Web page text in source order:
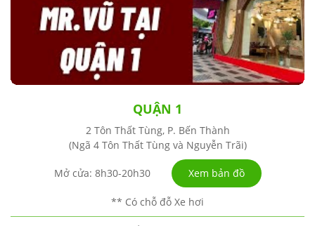
QUẬN 1
2 Tôn Thất Tùng, P. Bến Thành
(Ngã 4 Tôn Thất Tùng và Nguyễn Trãi)
Mở cửa: 8h30-20h30 Xem bản đồ
** Có chỗ đỗ Xe hơi